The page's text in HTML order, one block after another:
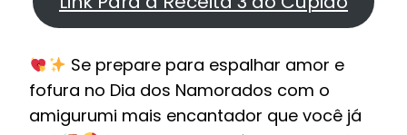
Se prepare para espalhar amor e
fofura no Dia dos Namorados com o
amigurumi mais encantador que você já